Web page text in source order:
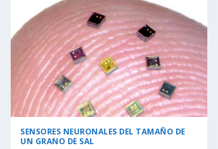
SENSORES NEURONALES DEL TAMAÑO DE
UN GRANO DE SAL